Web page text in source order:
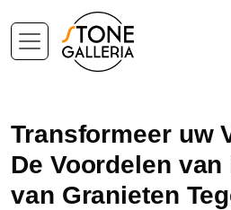
Transformeer uw
De Voordelen
van Granieten